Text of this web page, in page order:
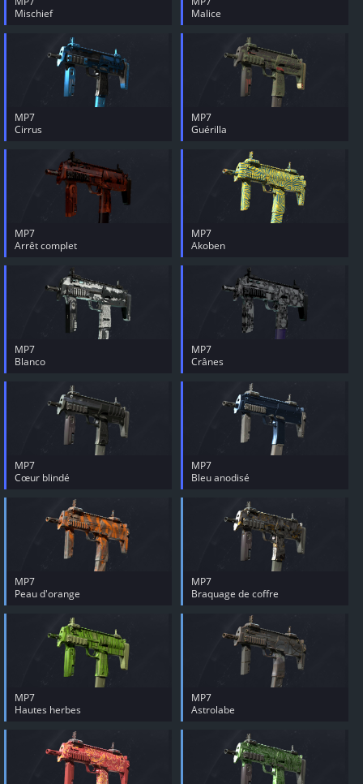
Mischief
Malice
MP7
Cirrus
MP7
Guérilla
MP7
Arrêt complet
MP7
Akoben
MP7
Blanco
MP7
Crânes
MP7
Cœur blindé
MP7
Bleu anodisé
MP7
Peau d'orange
MP7
Braquage de coffre
MP7
Hautes herbes
MP7
Astrolabe